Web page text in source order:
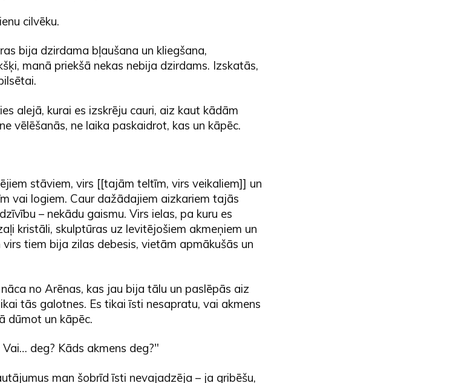
cilvēku.
bija dzirdama bļaušana un kliegšana,
manā priekšā nekas nebija dzirdams. Izskatās,
alejā, kurai es izskrēju cauri, aiz kaut kādām
vēlēšanās, ne laika paskaidrot, kas un kāpēc.
stāviem, virs [[tajām teltīm, virs veikaliem]] un
vai logiem. Caur dažādajiem aizkariem tajās
– nekādu gaismu. Virs ielas, pa kuru es
kristāli, skulptūras uz levitējošiem akmeņiem un
tiem bija zilas debesis, vietām apmākušās un
no Arēnas, kas jau bija tālu un paslēpās aiz
tās galotnes. Es tikai īsti nesapratu, vai akmens
dūmot un kāpēc.
deg? Kāds akmens deg?"
man šobrīd īsti nevajadzēja – ja gribēšu,